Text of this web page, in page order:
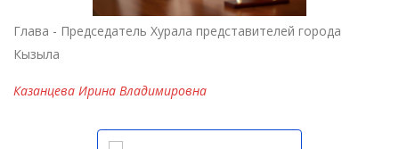
Глава - Председатель Хурала представителей города
Кызыла
Казанцева Ирина Владимировна